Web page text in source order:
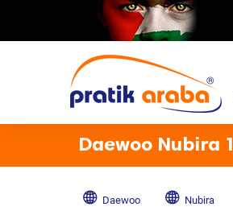
Daewoo Nubira
Daewoo Nubira